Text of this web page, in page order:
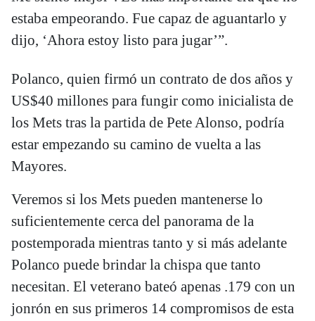
estaba empeorando. Fue capaz de aguantarlo y
dijo, ‘Ahora estoy listo para jugar’”.
Polanco, quien firmó un contrato de dos años y
US$40 millones para fungir como inicialista de
los Mets tras la partida de Pete Alonso, podría
estar empezando su camino de vuelta a las
Mayores.
Veremos si los Mets pueden mantenerse lo
suficientemente cerca del panorama de la
postemporada mientras tanto y si más adelante
Polanco puede brindar la chispa que tanto
necesitan. El veterano bateó apenas .179 con un
jonrón en sus primeros 14 compromisos de esta